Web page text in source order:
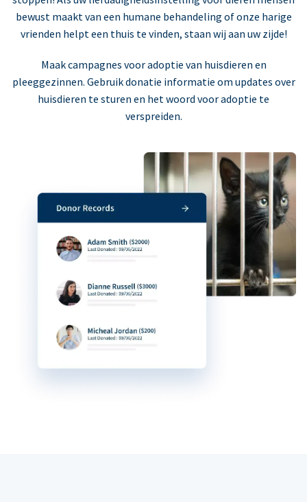
bewust maakt van een humane behandeling of onze harige
vrienden helpt een thuis te vinden, staan wij aan uw zijde!
Maak campagnes voor adoptie van huisdieren en
pleeggezinnen. Gebruik donatie informatie om updates over
huisdieren te sturen en het woord voor adoptie te
verspreiden.